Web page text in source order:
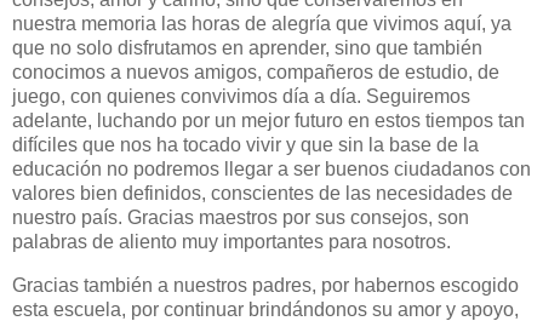
nuestra memoria las horas de alegría que vivimos aquí, ya
que no solo disfrutamos en aprender, sino que también
conocimos a nuevos amigos, compañeros de estudio, de
juego, con quienes convivimos día a día. Seguiremos
adelante, luchando por un mejor futuro en estos tiempos tan
difíciles que nos ha tocado vivir y que sin la base de la
educación no podremos llegar a ser buenos ciudadanos con
valores bien definidos, conscientes de las necesidades de
nuestro país. Gracias maestros por sus consejos, son
palabras de aliento muy importantes para nosotros.
Gracias también a nuestros padres, por habernos escogido
esta escuela, por continuar brindándonos su amor y apoyo,